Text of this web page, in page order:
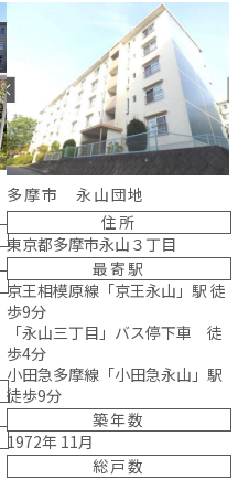
多摩市 永山団地
住所
東京都多摩市永山３丁目
最寄駅
京王相模原線「京王永山」駅 徒
歩9分
「永山三丁目」バス停下車 徒
歩4分
小田急多摩線「小田急永山」駅
徒歩9分
築年数
1972年 11月
総戸数